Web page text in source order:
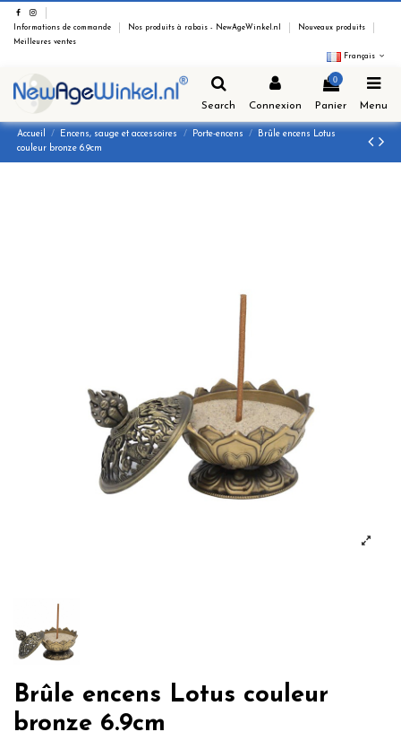
Informations de commande Nos produits à rabais - NewAgeWinkel.nl
Nouveaux produits
Meilleures ventes
Français
Search Connexion
0
Panier Menu
Accueil Encens, sauge et accessoires Porte-encens
Brûle encens Lotus
couleur bronze 6.9cm
Brûle encens Lotus couleur
bronze 6.9cm